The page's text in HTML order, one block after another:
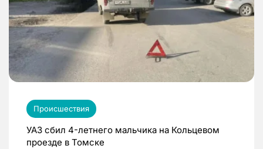
Происшествия
УАЗ сбил 4-летнего мальчика на Кольцевом
проезде в Томске